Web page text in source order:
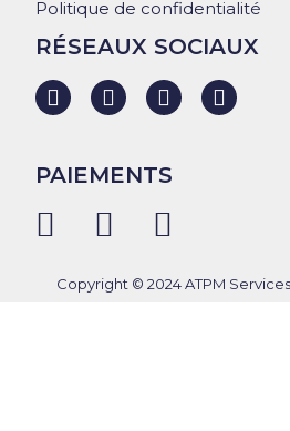
Politique de confidentialité
RÉSEAUX SOCIAUX
PAIEMENTS
Copyright © 2024 ATPM